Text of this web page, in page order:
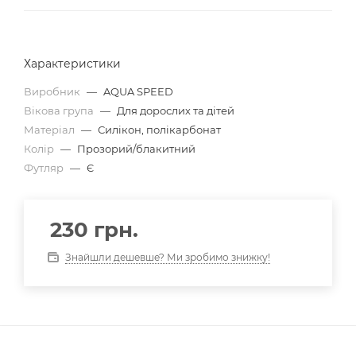
Характеристики
Виробник — AQUA SPEED
Вікова група — Для дорослих та дітей
Матеріал — Силікон, полікарбонат
Колір — Прозорий/блакитний
Футляр — Є
230 грн.
Знайшли дешевше? Ми зробимо знижку!